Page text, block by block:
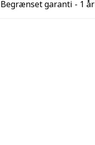
Begrænset garanti - 1 år